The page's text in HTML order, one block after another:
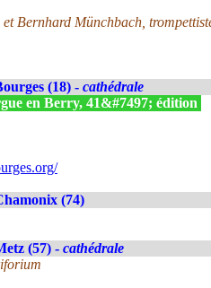
et Bernhard Münchbach,
(18) - cathédrale
en Berry, 41&#7497; édition
(74)
(57) - cathédrale